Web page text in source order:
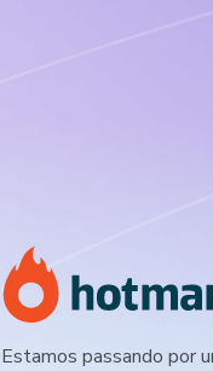
Estamos passando por